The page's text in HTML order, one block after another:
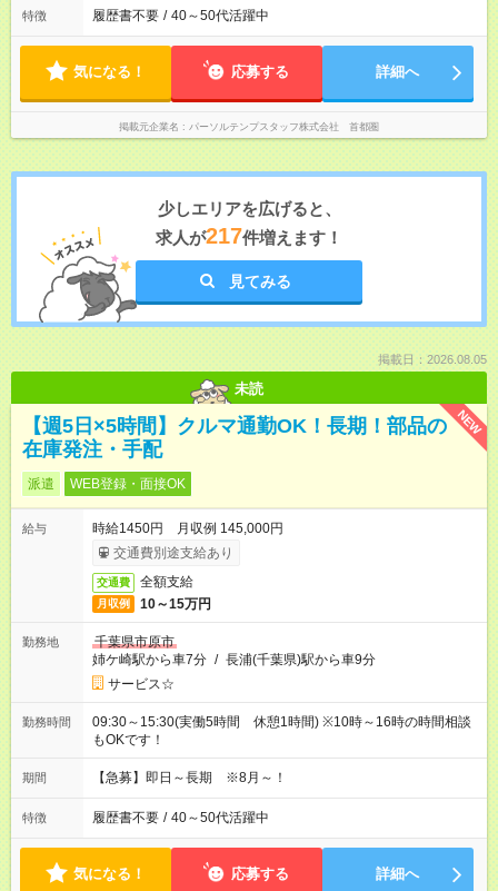
特徴 履歴書不要 / 40～50代活躍中
気になる！ 応募する 詳細へ
掲載元企業名 パーソルテンプスタッフ株式会社 首都圏
少しエリアを広げると、
求人が217件増えます！
見てみる
掲載日：2026.08.05
未読
NEW
【週5日×5時間】クルマ通勤OK！長期！部品の
在庫発注・手配
派遣 WEB登録・面接OK
給与
時給1450円 月収例 145,000円
交通費別途支給あり
交通費 全額支給
月収例 10～15万円
勤務地
千葉県市原市
姉ケ崎駅から車7分 / 長浦(千葉県)駅から車9分
サービス☆
勤務時間
09:30～15:30(実働5時間 休憩1時間) ※10時～16時の時間相談
もOKです！
期間 【急募】即日～長期 ※8月～！
特徴 履歴書不要 / 40～50代活躍中
気になる！ 応募する 詳細へ